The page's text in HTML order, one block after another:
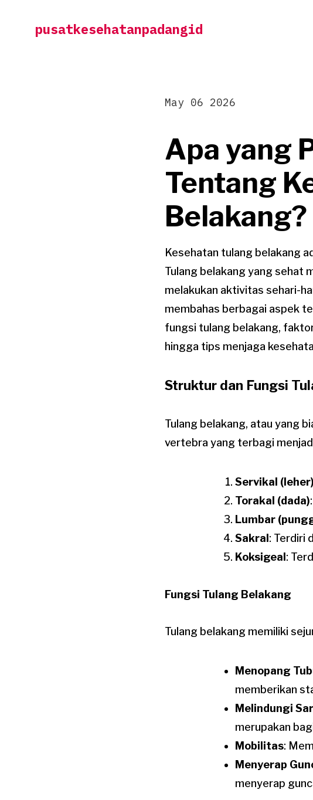
pusatkesehatanpadangid
Apa yang
Tentang
Belakang?
May 06 2026
Kesehatan tulang belakang
Tulang belakang yang sehat
melakukan aktivitas sehari-
membahas berbagai aspek
fungsi tulang belakang,
hingga tips menjaga
Struktur dan Fungsi
Tulang belakang, atau yang
vertebra yang terbagi
Servikal (leher)
Torakal (dada)
Lumbar
Sakral: Terdiri
Koksigeal:
Fungsi Tulang Belakang
Tulang belakang memiliki
Menopang
memberikan
Melindungi
merupakan
Mobilitas:
Menyerap
menyerap